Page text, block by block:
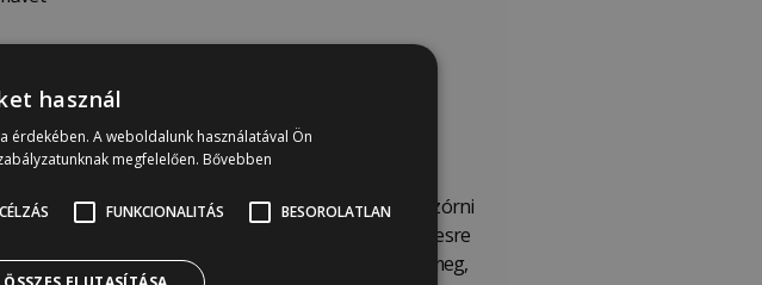
felhasználásnál liszttel, porcukorral picit beszórni
tetejét – amely az applikáció hátoldala lesz – egyenesre
egy íves részletre simítva pontosan úgy köt meg,
használ
érdekében. A weboldalunk használatával Ön
megfelelően. Bővebben
CÉLZÁS FUNKCIONALITÁS BESOROLATLAN